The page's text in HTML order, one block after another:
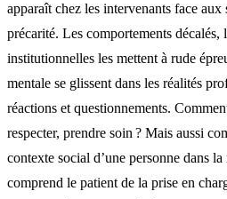
apparaît chez les intervenants face aux
précarité. Les comportements décalés,
institutionnelles les mettent à rude
mentale se glissent dans les réalités
réactions et questionnements.
respecter, prendre soin ? Mais aussi
contexte social d’une personne dans
comprend le patient de la prise en